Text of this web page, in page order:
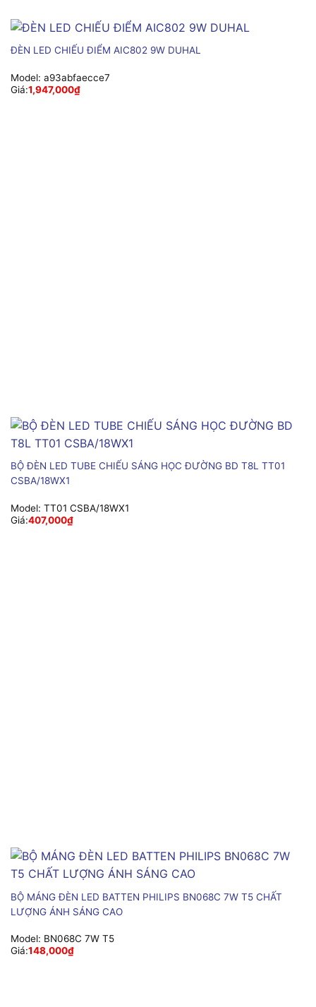
ĐÈN LED CHIẾU ĐIỂM AIC802 9W DUHAL
Model: a93abfaecce7
Giá:1,947,000₫
BỘ ĐÈN LED TUBE CHIẾU SÁNG HỌC ĐƯỜNG BD T8L TT01
CSBA/18WX1
Model: TT01 CSBA/18WX1
Giá:407,000₫
BỘ MÁNG ĐÈN LED BATTEN PHILIPS BN068C 7W T5 CHẤT
LƯỢNG ÁNH SÁNG CAO
Model: BN068C 7W T5
Giá:148,000₫